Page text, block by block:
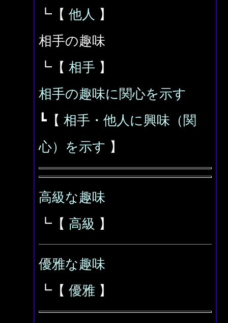
┗【 他人 】
相手の趣味
┗【 相手 】
相手の趣味に関心を示す
┗【 相手・他人に興味（関
心）を示す 】
高級な趣味
┗【 高級 】
優雅な趣味
┗【 優雅 】